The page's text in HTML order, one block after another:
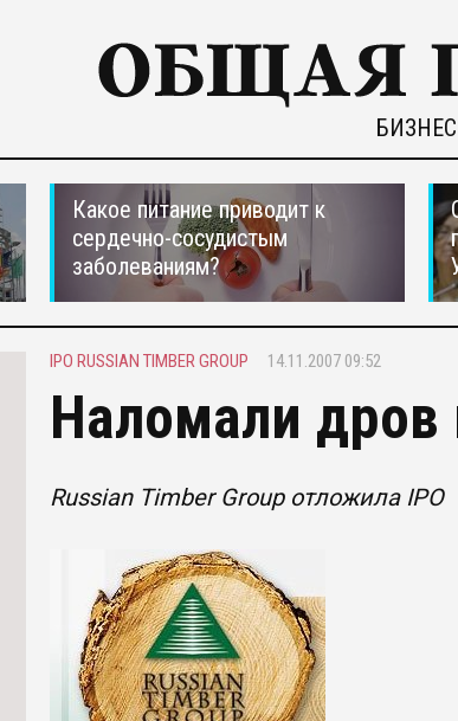
БИЗНЕС
Какое питание приводит к
сердечно-сосудистым
заболеваниям?
IPO RUSSIAN TIMBER GROUP 14.11.2007 09:52
Наломали дров
Russian Timber Group отложила IPO